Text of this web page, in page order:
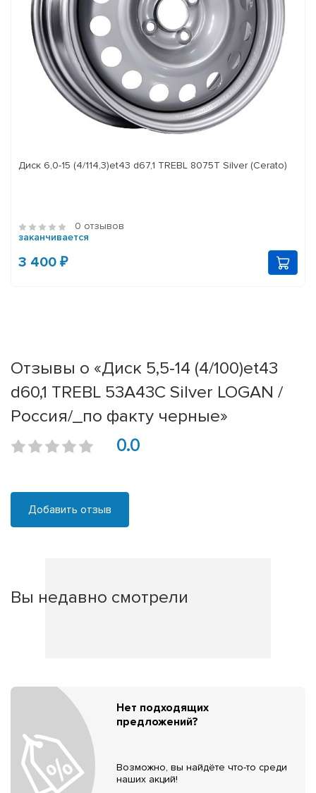
Диск 6,0-15 (4/114,3)et43 d67,1 TREBL 8075T Silver (Cerato)
0 отзывов
заканчивается
3 400 ₽
Отзывы о «Диск 5,5-14 (4/100)et43
d60,1 TREBL 53A43C Silver LOGAN /
Россия/_по факту черные»
0.0
Добавить отзыв
Вы недавно смотрели
Нет подходящих
предложений?
Возможно, вы найдёте что-то среди
наших акций!